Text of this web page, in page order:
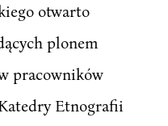
otwarto
plonem
pracowników
Etnografii